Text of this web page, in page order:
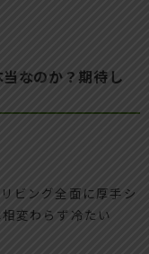
なのか？期待し
ビング全面に厚手シ
変わらず冷たい